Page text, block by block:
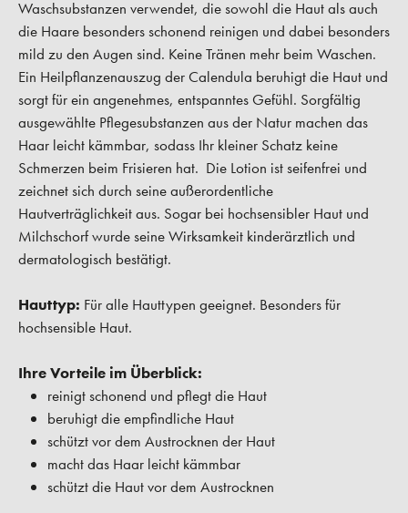
Waschsubstanzen verwendet, die sowohl die Haut als auch
die Haare besonders schonend reinigen und dabei besonders
mild zu den Augen sind. Keine Tränen mehr beim Waschen.
Ein Heilpflanzenauszug der Calendula beruhigt die Haut und
sorgt für ein angenehmes, entspanntes Gefühl. Sorgfältig
ausgewählte Pflegesubstanzen aus der Natur machen das
Haar leicht kämmbar, sodass Ihr kleiner Schatz keine
Schmerzen beim Frisieren hat. Die Lotion ist seifenfrei und
zeichnet sich durch seine außerordentliche
Hautverträglichkeit aus. Sogar bei hochsensibler Haut und
Milchschorf wurde seine Wirksamkeit kinderärztlich und
dermatologisch bestätigt.
Hauttyp: Für alle Hauttypen geeignet. Besonders für
hochsensible Haut.
Ihre Vorteile im Überblick:
reinigt schonend und pflegt die Haut
beruhigt die empfindliche Haut
schützt vor dem Austrocknen der Haut
macht das Haar leicht kämmbar
schützt die Haut vor dem Austrocknen